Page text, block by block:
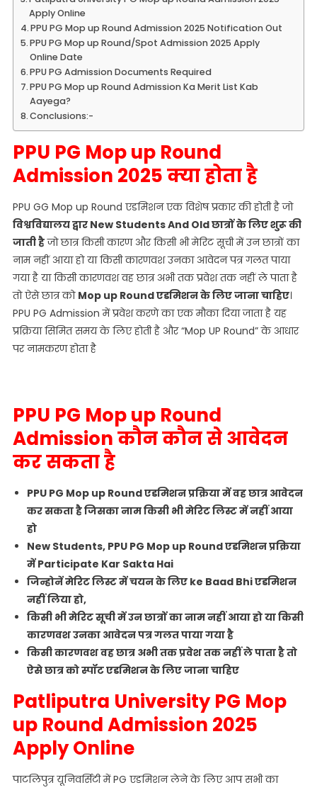
Apply Online
PPU PG Mop up Round Admission 2025 Notification Out
PPU PG Mop up Round/Spot Admission 2025 Apply
Online Date
PPU PG Admission Documents Required
PPU PG Mop up Round Admission Ka Merit List Kab
Aayega?
Conclusions:-
PPU PG Mop up Round
Admission 2025 क्या होता है
PPU GG Mop up Round एडमिशन एक विशेष प्रकार की होती है जो
विश्वविद्यालय द्वार New Students And Old छात्रों के लिए शुरू की
जाती हैजो छात्र किसी कारण और किसी भी मेरिट सूची में उन छात्रों का
नाम नहीं आया हो या किसी कारणवश उनका आवेदन पत्र गलत पाया
गया है या किसी कारणवश वह छात्र अभी तक प्रवेश तक नहीं ले पाता है
तो ऐसे छात्र को Mop up Round एडमिशन के लिए जाना चाहिए।
PPU PG Admission में प्रवेश करणे का एक मौका दिया जाता है यह
प्रक्रिया सिमित समय के लिए होती है और “Mop UP Round” के आधार
पर नामकरण होता है
PPU PG Mop up Round
Admission कौन कौन से आवेदन
कर सकता है
PPU PG Mop up Round एडमिशन प्रक्रिया में वह छात्र आवेदन
कर सकता है जिसका नाम किसी भी मेरिट लिस्ट में नहीं आया
हो
New Students, PPU PG Mop up Round एडमिशन प्रक्रिया
में Participate Kar Sakta Hai
जिन्होनें मेरिट लिस्ट में चयन के लिए ke Baad Bhi एडमिशन
नहीं लिया हो,
किसी भी मेरिट सूची में उन छात्रों का नाम नहीं आया हो या किसी
कारणवश उनका आवेदन पत्र गलत पाया गया है
किसी कारणवश वह छात्र अभी तक प्रवेश तक नहीं ले पाता है तो
ऐसे छात्र को स्पॉट एडमिशन के लिए जाना चाहिए
Patliputra University PG Mop
up Round Admission 2025
Apply Online
पाटलिपुत्र यूनिवर्सिटी में PG एडमिशन लेने के लिए आप सभी का